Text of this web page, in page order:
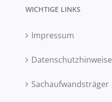
WICHTIGE LINKS
Impressum
Datenschutzhinweise
Sachaufwandsträger